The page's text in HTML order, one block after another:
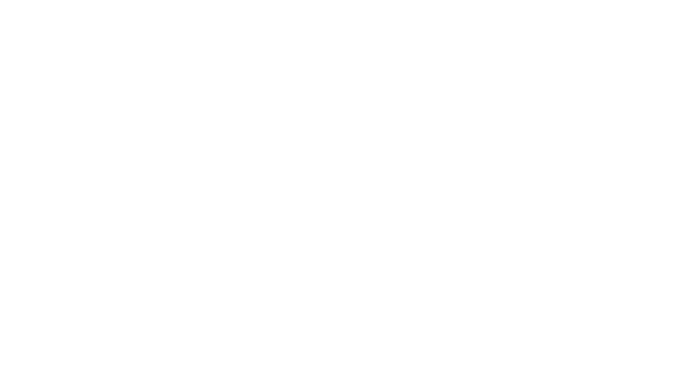
restaurace pro stolování na nábřeží a koktejly při západu slunce.
mají plně vybavenou kuchyň (včetně myčky nádobí), jídelní a obývací část, hlavní
osoby a mají plně vybavenou kuchyň (včetně myčky nádobí), jídelní a obývací část,
a sprchou, dva stropní ventilátory, trezor, klimatizace, stereo systém a velký balkon